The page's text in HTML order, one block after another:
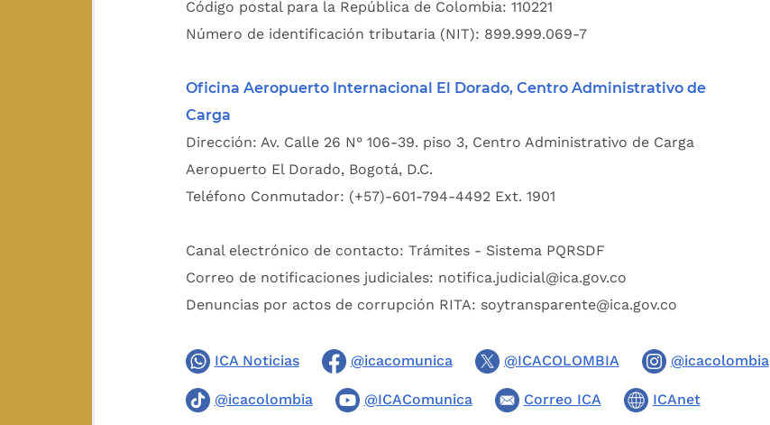
Código postal para la República de Colombia: 110221
Número de identificación tributaria (NIT): 899.999.069-7
Oficina Aeropuerto Internacional El Dorado, Centro Administrativo de
Carga
Dirección: Av. Calle 26 N° 106-39. piso 3, Centro Administrativo de Carga
Aeropuerto El Dorado, Bogotá, D.C.
Teléfono Conmutador: (+57)-601-794-4492 Ext. 1901
Canal electrónico de contacto: Trámites - Sistema PQRSDF
Correo de notificaciones judiciales: notifica.judicial@ica.gov.co
Denuncias por actos de corrupción RITA: soytransparente@ica.gov.co
ICA Noticias @icacomunica @ICACOLOMBIA @icacolombia
@icacolombia @ICAComunica Correo ICA ICAnet